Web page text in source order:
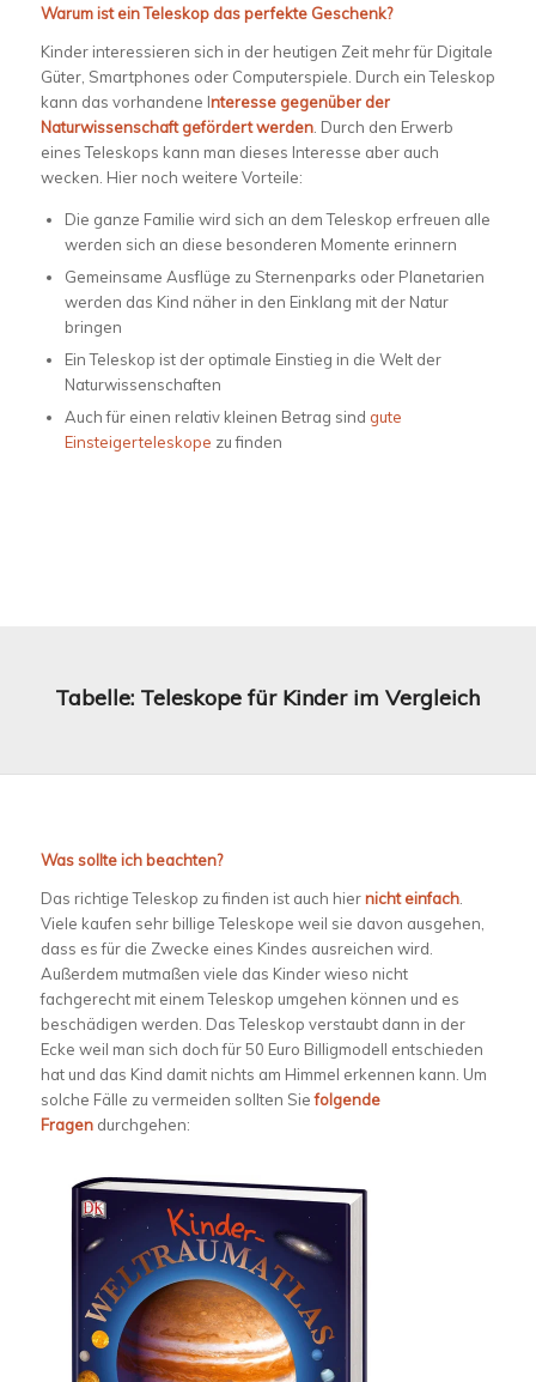
Warum ist ein Teleskop das perfekte Geschenk?
Kinder interessieren sich in der heutigen Zeit mehr für Digitale
Güter, Smartphones oder Computerspiele. Durch ein Teleskop
kann das vorhandene Interesse gegenüber der
Naturwissenschaft gefördert werden. Durch den Erwerb
eines Teleskops kann man dieses Interesse aber auch
wecken. Hier noch weitere Vorteile:
Die ganze Familie wird sich an dem Teleskop erfreuen alle
werden sich an diese besonderen Momente erinnern
Gemeinsame Ausflüge zu Sternenparks oder Planetarien
werden das Kind näher in den Einklang mit der Natur
bringen
Ein Teleskop ist der optimale Einstieg in die Welt der
Naturwissenschaften
Auch für einen relativ kleinen Betrag sind gute
Einsteigerteleskope zu finden
Tabelle: Teleskope für Kinder im Vergleich
Was sollte ich beachten?
Das richtige Teleskop zu finden ist auch hiernicht einfach.
Viele kaufen sehr billige Teleskope weil sie davon ausgehen,
dass es für die Zwecke eines Kindes ausreichen wird.
Außerdem mutmaßen viele das Kinder wieso nicht
fachgerecht mit einem Teleskop umgehen können und es
beschädigen werden. Das Teleskop verstaubt dann in der
Ecke weil man sich doch für 50 Euro Billigmodell entschieden
hat und das Kind damit nichts am Himmel erkennen kann. Um
solche Fälle zu vermeiden sollten Siefolgende
Fragendurchgehen: